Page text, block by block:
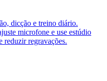
dicção e treino diário.
microfone e use estúdio
reduzir regravações.